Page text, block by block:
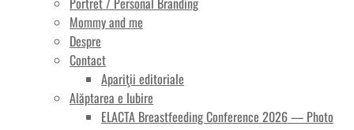
Mommy and me
Despre
Contact
Apariţii editoriale
Alăptarea e Iubire
ELACTA Breastfeeding Conference 2026 — Photo